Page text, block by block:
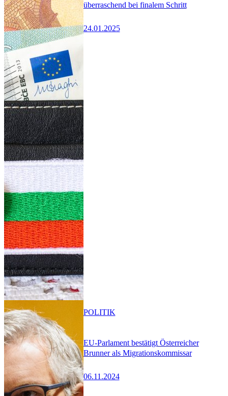
überraschend bei finalem Schritt
24.01.2025
EU-Parlament bestätigt Österreicher
Brunner als Migrationskommissar
06.11.2024
POLITIK